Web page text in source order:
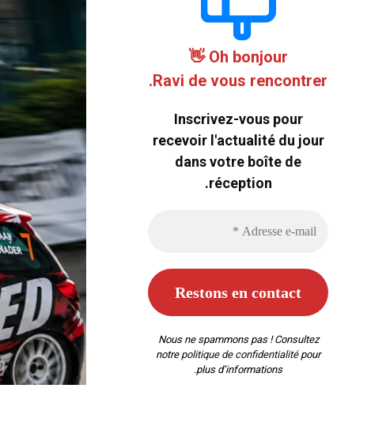
Oh bonjour 👋
Ravi de vous rencontrer.
Inscrivez-vous pour
recevoir l'actualité du jour
dans votre boîte de
réception.
Nous ne spammons pas ! Consultez
notre politique de confidentialitépour
plus d’informations.